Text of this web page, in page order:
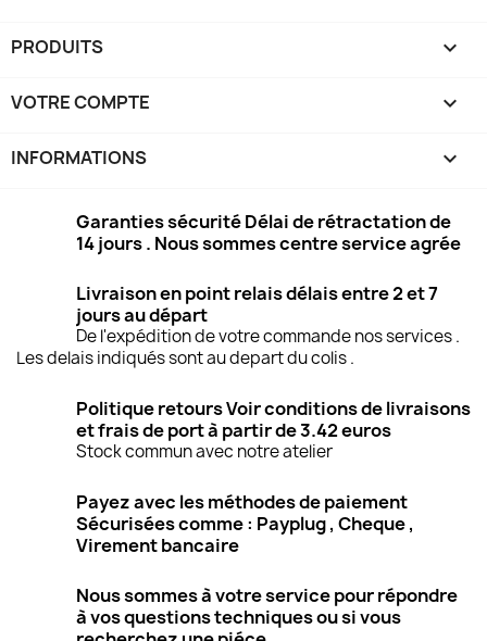
PRODUITS 
VOTRE COMPTE 
INFORMATIONS keyboard_arrow_down
Garanties sécurité Délai de rétractation de
14 jours . Nous sommes centre service agrée
Livraison en point relais délais entre 2 et 7
jours au départ
De l'expédition de votre commande nos services .
Les delais indiqués sont au depart du colis .
Politique retours Voir conditions de livraisons
et frais de port à partir de 3.42 euros
Stock commun avec notre atelier
Payez avec les méthodes de paiement
Sécurisées comme : Payplug , Cheque ,
Virement bancaire
Nous sommes à votre service pour répondre
à vos questions techniques ou si vous